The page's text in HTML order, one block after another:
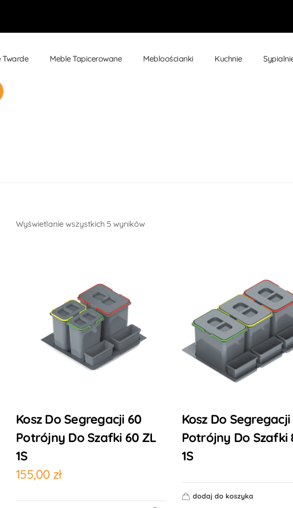
Twarde Meble Tapicerowane Mebloościanki Kuchnie
Wyświetlanie wszystkich 5 wyników
Kosz Do Segregacji 60
Potrójny Do Szafki 60 ZL
1S
155,00 zł
Kosz Do Segregacji
Potrójny Do Szafki
1S
dodaj do koszyka